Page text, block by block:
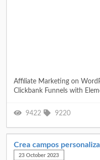
Affiliate Marketing on
Clickbank Funnels with
9422 9220
Crea campos
23 October 2023